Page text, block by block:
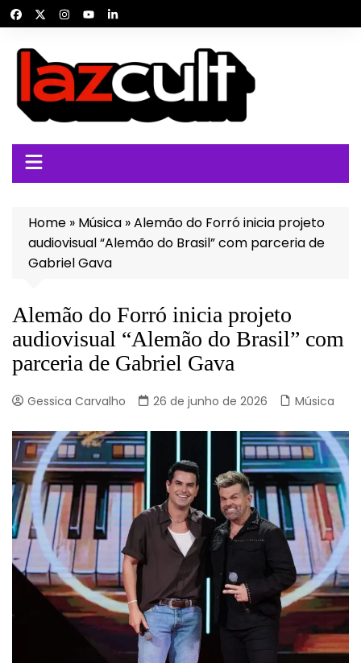
para
conteúdo
Home » Música »Alemão do Forró inicia projeto
audiovisual “Alemão do Brasil” com parceria de
Gabriel Gava
Alemão do Forró inicia projeto
audiovisual “Alemão do Brasil” com
parceria de Gabriel Gava
Gessica Carvalho 26 de junho de 2026 Música